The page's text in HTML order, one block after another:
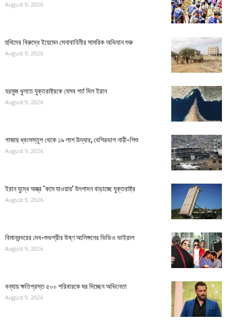
August 9, 2026
হুথিদের বিরুদ্ধে ইয়েমেন সেনাবাহিনীর সামরিক অভিযান শুরু
August 9, 2026
হরমুজ খুলতে যুক্তরাষ্ট্রকে যেসব শর্ত দিল ইরান
August 9, 2026
গাজায় ধ্বংসস্তূপ থেকে ১৯ লাশ উদ্ধার, বেশিরভাগ নারী-শিশু
August 9, 2026
ইরান যুদ্ধে অস্ত্র ‘কমে যাওয়ায়’ উৎপাদন বাড়াচ্ছে যুক্তরাষ্ট্র
August 9, 2026
বিমানবন্দরের দেব-শুভশ্রীর উষ্ণ আলিঙ্গনের ভিডিও ভাইরাল
August 9, 2026
বন্যায় ক্ষতিগ্রস্ত ৫০০ পরিবারকে ঘর দিচ্ছেন অভিনেতা
August 9, 2026